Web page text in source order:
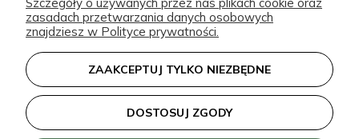
dobierają każdą odmianę dostępną w naszej
ofercie. W sprzedaży znajdziesz zarówno
sprawdzone, klasyczne gatunki, jak i ciekawsze,
bardziej unikatowe krzewy ozdobne, drzewa, byliny
oraz sadzonki do ogrodu. Każda roślina jest przez
nas pielęgnowana, nawożona, przycinana i
Podgórna 9, 97-565 Brudzice
+48 793 037 145
kontakt@zielonapara.pl
Kategorie
zasadach przetwarzania danych osobowych
znajdziesz w Polityce prywatności.
ZAAKCEPTUJ TYLKO NIEZBĘDNE
DOSTOSUJ ZGODY